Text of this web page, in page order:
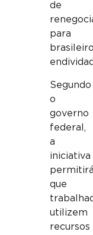
de
para
Segundo
o
governo
federal,
a
iniciativa
que
utilizem
recursos